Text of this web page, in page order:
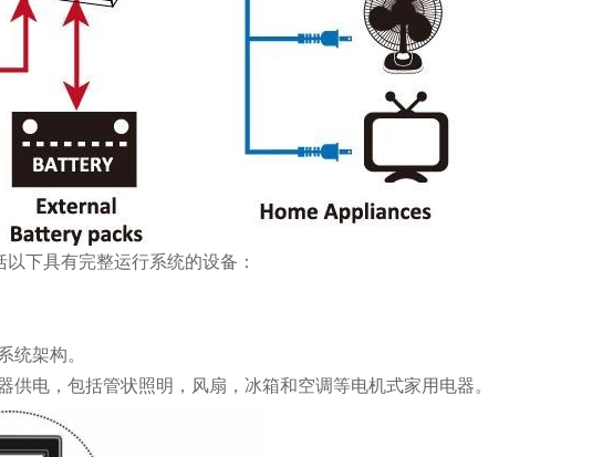
下具有完整运行系统的设备：
架构。
电，包括管状照明，风扇，冰箱和空调等电机式家用电器。